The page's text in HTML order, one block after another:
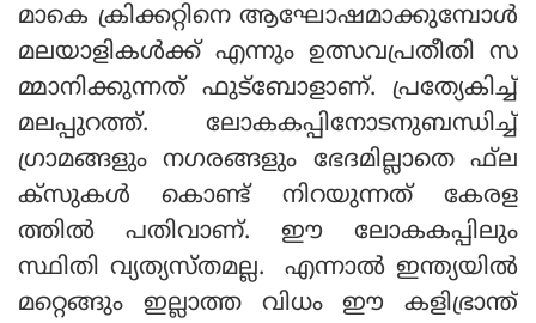
മാകെ ക്രിക്കറ്റിനെ ആഘോഷമാക്കുമ്പോള്‍
മലയാളികള്‍ക്ക് എന്നും ഉത്സവപ്രതീതി സ
മ്മാനിക്കുന്നത് ഫുട്‌ബോളാണ്. പ്രത്യേകിച്ച്
മലപ്പുറത്ത്. ലോകകപ്പിനോടനുബന്ധിച്ച്
ഗ്രാമങ്ങളും നഗരങ്ങളും ഭേദമില്ലാതെ ഫ്‌ല
ക്‌സുകള്‍ കൊണ്ട് നിറയുന്നത് കേരള
ത്തില്‍ പതിവാണ്. ഈ ലോകകപ്പിലും
സ്ഥിതി വ്യത്യസ്തമല്ല. എന്നാല്‍ ഇന്ത്യയില്‍
മറ്റെങ്ങും ഇല്ലാത്ത വിധം ഈ കളിഭ്രാന്ത്